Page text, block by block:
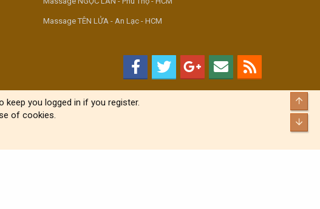
Massage TÊN LỬA - An Lạc - HCM
you logged in if you register.
of cookies.
Top